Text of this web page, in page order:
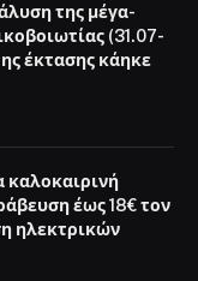
της μέγα-
(31.07-
έκτασης κάηκε
καλοκαιρινή
έως 18€ τον
ηλεκτρικών